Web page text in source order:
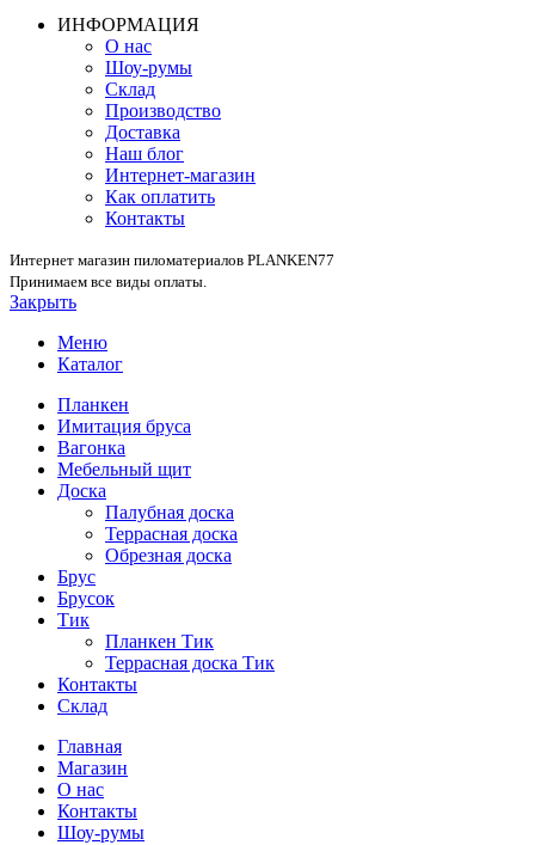
ИНФОРМАЦИЯ
О нас
Шоу-румы
Склад
Производство
Доставка
Наш блог
Интернет-магазин
Как оплатить
Контакты
Интернет магазин пиломатериалов PLANKEN77
Принимаем все виды оплаты.
Закрыть
Меню
Каталог
Планкен
Имитация бруса
Вагонка
Мебельный щит
Доска
Палубная доска
Террасная доска
Обрезная доска
Брус
Брусок
Тик
Планкен Тик
Террасная доска Тик
Контакты
Склад
Главная
Магазин
О нас
Контакты
Шоу-румы